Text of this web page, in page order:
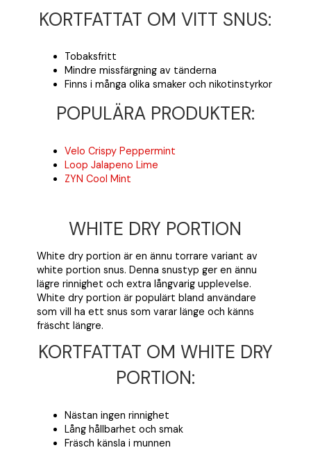
KORTFATTAT OM VITT SNUS:
Tobaksfritt
Mindre missfärgning av tänderna
Finns i många olika smaker och nikotinstyrkor
POPULÄRA PRODUKTER:
Velo Crispy Peppermint
Loop Jalapeno Lime
ZYN Cool Mint
WHITE DRY PORTION
White dry portion är en ännu torrare variant av
white portion snus. Denna snustyp ger en ännu
lägre rinnighet och extra långvarig upplevelse.
White dry portion är populärt bland användare
som vill ha ett snus som varar länge och känns
fräscht längre.
KORTFATTAT OM WHITE DRY
PORTION:
Nästan ingen rinnighet
Lång hållbarhet och smak
Fräsch känsla i munnen